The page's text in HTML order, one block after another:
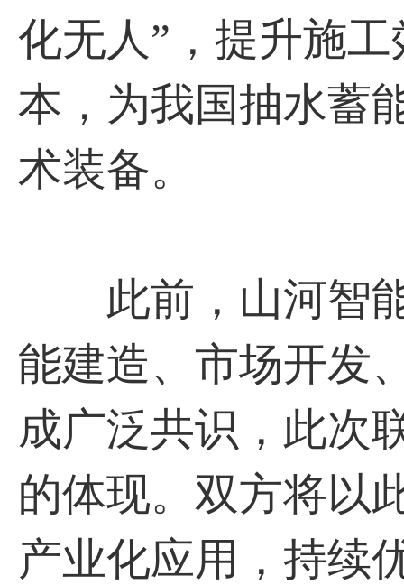
化无人”，提升施
本，为我国抽水蓄
术装备。
此前，山河智能
能建造、市场开发
成广泛共识，此次
的体现。双方将以
产业化应用，持续